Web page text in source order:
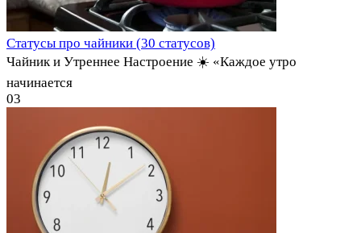
Статусы про чайники (30 статусов)
Чайник и Утреннее Настроение ☀️ «Каждое утро
начинается
03